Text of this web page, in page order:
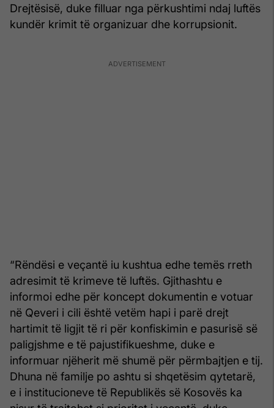
Drejtësisë, duke filluar nga përkushtimi ndaj luftës
kundër krimit të organizuar dhe korrupsionit.
“Rëndësi e veçantë iu kushtua edhe temës rreth
adresimit të krimeve të luftës. Gjithashtu e
informoi edhe për koncept dokumentin e votuar
në Qeveri i cili është vetëm hapi i parë drejt
hartimit të ligjit të ri për konfiskimin e pasurisë së
paligjshme e të pajustifikueshme, duke e
informuar njëherit më shumë për përmbajtjen e tij.
Dhuna në familje po ashtu si shqetësim qytetarë,
e i institucioneve të Republikës së Kosovës ka